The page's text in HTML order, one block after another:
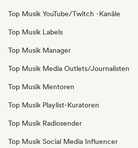
Top Musik YouTube/Twitch -Kanäle
Top Musik Labels
Top Musik Manager
Top Musik Media Outlets/Journalisten
Top Musik Mentoren
Top Musik Playlist-Kuratoren
Top Musik Radiosender
Top Musik Social Media Influencer